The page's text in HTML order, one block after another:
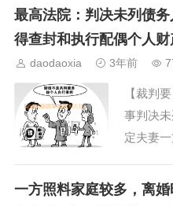
协议书，约定：夫妻共同存款
40万元归女...
最高法院：判决未列债
得查封和执行配偶个人财
daodaoxia 3年前
【裁判
事判决
定夫妻
另一方
一方照料家庭较多，离